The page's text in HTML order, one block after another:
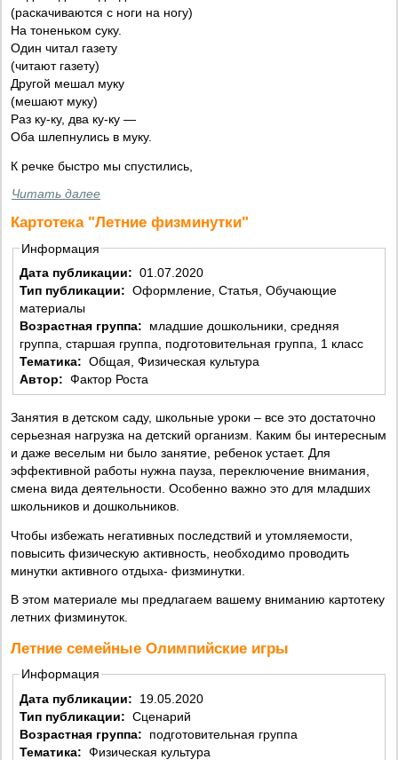
(рacкачиваются с ноги на ногу)
На тоненьком суку.
Один читал газету
(читают газету)
Другой мешал муку
(мешают муку)
Раз ку-ку, два ку-ку —
Оба шлепнулись в муку.
К речке быстро мы спустились,
Читать далее
Картотека "Летние физминутки"
Информация
Дата публикации: 01.07.2020
Тип публикации: Оформление, Статья, Обучающие
материалы
Возрастная группа:
группа, старшая группа, подготовительная группа, 1 класс
Тематика: Общая, Физическая культура
Автор: Фактор Роста
Занятия в детском саду, школьные уроки – все это достаточно
серьезная нагрузка на детский организм. Каким бы интересным
и даже веселым ни было занятие, ребенок устает. Для
эффективной работы нужна пауза, переключение внимания,
смена вида деятельности. Особенно важно это для младших
школьников и дошкольников.
Чтобы избежать негативных последствий и утомляемости,
повысить физическую активность, необходимо проводить
минутки активного отдыха- физминутки.
В этом материале мы предлагаем вашему вниманию картотеку
летних физминуток.
Летние семейные Олимпийские игры
Информация
Дата публикации:
19.05.2020
Тип публикации: Сценарий
Возрастная группа:
подготовительная группа
Тематика: Физическая культура